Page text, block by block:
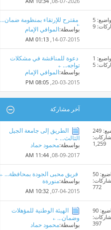
5
9
مقترح للإرتقاء بمنظومة ضمان...
بواسطة:الموافي الإمام
14-07-2015,
01:13 AM
1
5
دعوة للمناقشة في مشكلات
تواجه...
بواسطة:الموافي الإمام
20-03-2015,
08:05 PM
آخر مشاركة
249
1,259
الطريق إلى جامعة الجيل
الثالث...
بواسطة:محمود حماد
08-09-2017,
11:44 AM
50
772
فريق محبى الجودة بمحافظة...
بواسطة:منورةة
07-04-2015,
10:32 AM
90
397
الهيئة الوطنية للمؤهلات
وضمان...
بواسطة:محمود حماد